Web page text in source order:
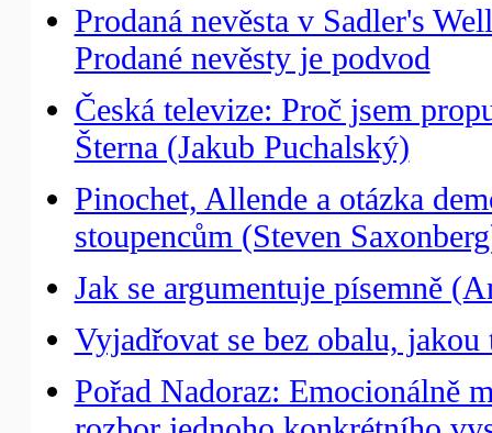
Prodaná nevěsta v Sadler's
Prodané nevěsty je podvod
Česká televize: Proč jsem
Šterna (Jakub Puchalský)
Pinochet, Allende a otázka
stoupencům (Steven
Jak se argumentuje písemně
Vyjadřovat se bez obalu,
Pořad Nadoraz: Emocionálně